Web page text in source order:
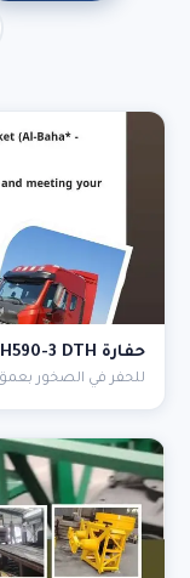
حفارة XH590-3 DTH
للحفر في الصخور بعمق